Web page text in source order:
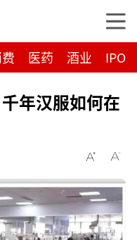
医药 酒业 IPO
年汉服如何在